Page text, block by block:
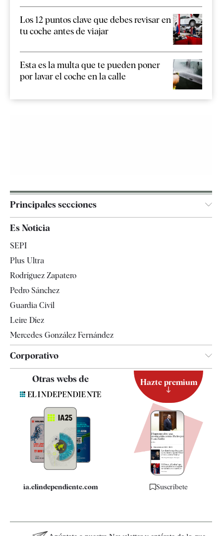
Los 12 puntos clave que debes revisar en
tu coche antes de viajar
Esta es la multa que te pueden poner
por lavar el coche en la calle
Principales secciones
España
Televisión
Es Noticia
SEPI
Plus Ultra
Rodríguez Zapatero
Pedro Sánchez
Guardia Civil
Leire Díez
Mercedes González Fernández
Corporativo
Contacto
Quiénes somos
Especificaciones
Otras webs de
ia.elindependiente.com
Hazte premium
Suscríbete